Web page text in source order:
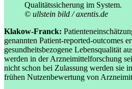
Qualitätssicherung im System.
© ullstein bild / axentis.de
Klakow-Franck:
genannten Patient-reported-outcomes
gesundheitsbezogene Lebensqualität
werden in der Arzneimittelforschung
nicht schon bei Zulassung werden sie
frühen Nutzenbewertung von